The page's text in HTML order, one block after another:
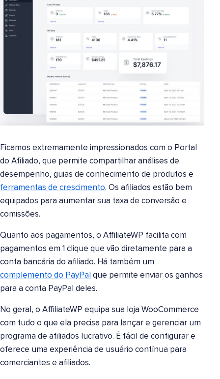
Ficamos extremamente impressionados com o Portal
do Afiliado, que permite compartilhar análises de
desempenho, guias de conhecimento de produtos e
ferramentas de crescimento. Os afiliados estão bem
equipados para aumentar sua taxa de conversão e
comissões.
Quanto aos pagamentos, o AffiliateWP facilita com
pagamentos em 1 clique que vão diretamente para a
conta bancária do afiliado. Há também um
complemento do PayPal que permite enviar os ganhos
para a conta PayPal deles.
No geral, o AffiliateWP equipa sua loja WooCommerce
com tudo o que ela precisa para lançar e gerenciar um
programa de afiliados lucrativo. É fácil de configurar e
oferece uma experiência de usuário contínua para
comerciantes e afiliados.